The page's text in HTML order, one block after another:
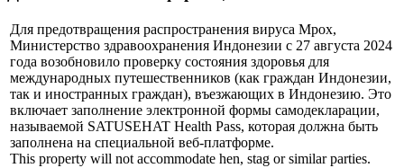
Для предотвращения распространения вируса Mpox,
Министерство здравоохранения Индонезии с 27 августа 2024
года возобновило проверку состояния здоровья для
международных путешественников (как граждан Индонезии,
так и иностранных граждан), въезжающих в Индонезию. Это
включает заполнение электронной формы самодекларации,
называемой SATUSEHAT Health Pass, которая должна быть
заполнена на специальной веб-платформе.
This property will not accommodate hen, stag or similar parties.